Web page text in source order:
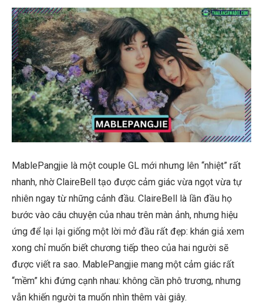
MablePangjie là một couple GL mới nhưng lên “nhiệt” rất
nhanh, nhờ ClaireBell tạo được cảm giác vừa ngọt vừa tự
nhiên ngay từ những cảnh đầu. ClaireBell là lần đầu họ
bước vào câu chuyện của nhau trên màn ảnh, nhưng hiệu
ứng để lại lại giống một lời mở đầu rất đẹp: khán giả xem
xong chỉ muốn biết chương tiếp theo của hai người sẽ
được viết ra sao. MablePangjie mang một cảm giác rất
“mềm” khi đứng cạnh nhau: không cần phô trương, nhưng
vẫn khiến người ta muốn nhìn thêm vài giây.